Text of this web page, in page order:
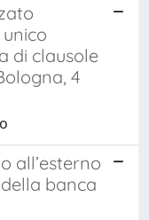
di clausole
4
all’esterno
banca